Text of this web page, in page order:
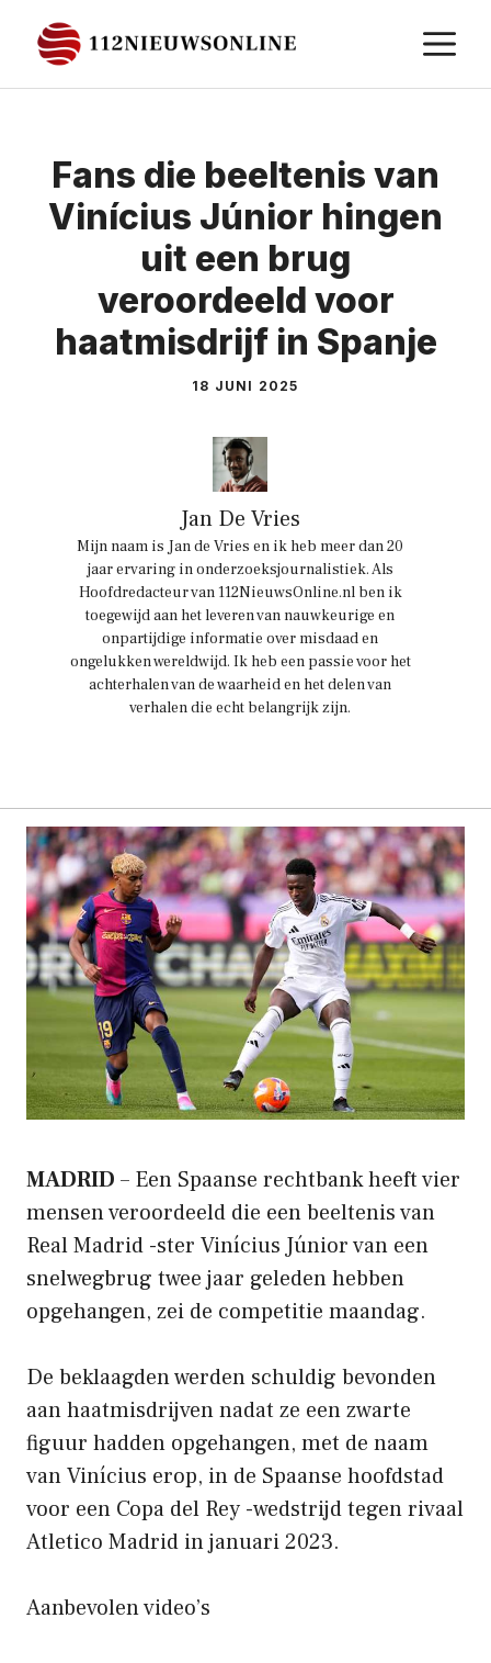
naar
de
Fans die beeltenis van
Vinícius Júnior hingen
uit een brug
veroordeeld voor
haatmisdrijf in Spanje
18 JUNI 2025
Jan De Vries
Mijn naam is Jan de Vries en ik heb meer dan 20
jaar ervaring in onderzoeksjournalistiek. Als
Hoofdredacteur van 112NieuwsOnline.nl ben ik
toegewijd aan het leveren van nauwkeurige en
onpartijdige informatie over misdaad en
ongelukken wereldwijd. Ik heb een passie voor het
achterhalen van de waarheid en het delen van
verhalen die echt belangrijk zijn.
MADRID – Een Spaanse rechtbank heeft vier
mensen veroordeeld die een beeltenis van
Real Madrid -ster Vinícius Júnior van een
snelwegbrug twee jaar geleden hebben
opgehangen, zei de competitie maandag.
De beklaagden werden schuldig bevonden
aan haatmisdrijven nadat ze een zwarte
figuur hadden opgehangen, met de naam
van Vinícius erop, in de Spaanse hoofdstad
voor een Copa del Rey -wedstrijd tegen rivaal
Atletico Madrid in januari 2023.
Aanbevolen video’s